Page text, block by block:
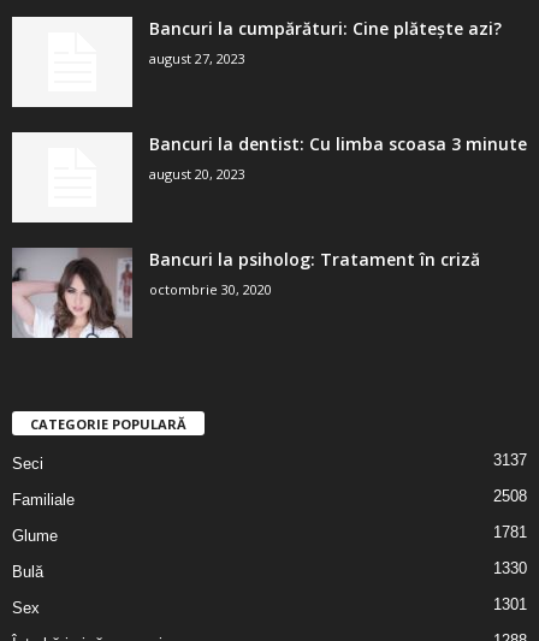
Bancuri la cumpărături: Cine plătește azi?
august 27, 2023
Bancuri la dentist: Cu limba scoasa 3 minute
august 20, 2023
Bancuri la psiholog: Tratament în criză
octombrie 30, 2020
CATEGORIE POPULARĂ
Seci 3137
Familiale 2508
Glume 1781
Bulă 1330
Sex 1301